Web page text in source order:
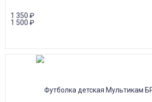
1 350 ₽
1 500 ₽